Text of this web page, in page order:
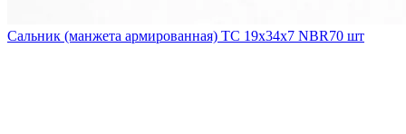
Сальник (манжета армированная) TC 19х34х7 NBR70 шт